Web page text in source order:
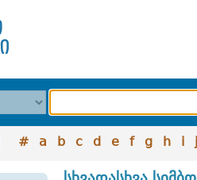
# a b c d e f g h i j